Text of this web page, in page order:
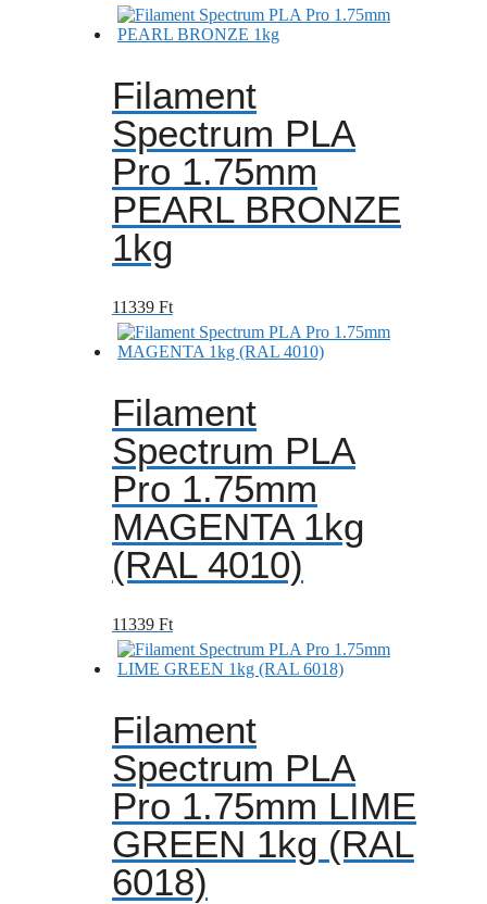
Filament
Spectrum PLA
Pro 1.75mm
PEARL BRONZE
1kg
11339 Ft
Filament
Spectrum PLA
Pro 1.75mm
MAGENTA 1kg
(RAL 4010)
11339 Ft
Filament
Spectrum PLA
Pro 1.75mm LIME
GREEN 1kg (RAL
6018)